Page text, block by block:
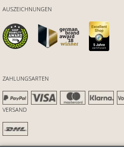
ZAHLUNGSARTEN
VERSAND
AUSZEICHNUNGEN